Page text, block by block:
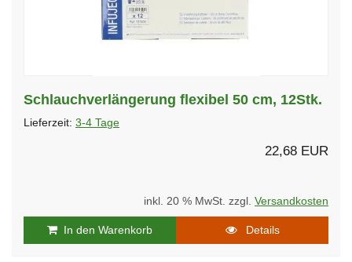
Schlauchverlängerung flexibel 50 cm, 12Stk.
Lieferzeit: 3-4 Tage
22,68 EUR
inkl. 20 % MwSt. zzgl. Versandkosten
In den Warenkorb Details